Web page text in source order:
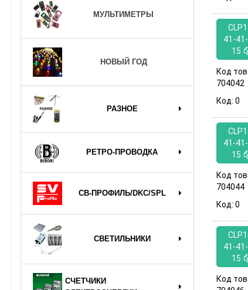
МУЛЬТИМЕТРЫ
НОВЫЙ ГОД
РАЗНОЕ
РЕТРО-ПРОВОДКА
СВ-ПРОФИЛЬ/DKC/SPL
СВЕТИЛЬНИКИ
СЧЕТЧИКИ
41-
15
Код
704042
Код: 0
41-
15
Код
704044
Код: 0
41-
15
Код